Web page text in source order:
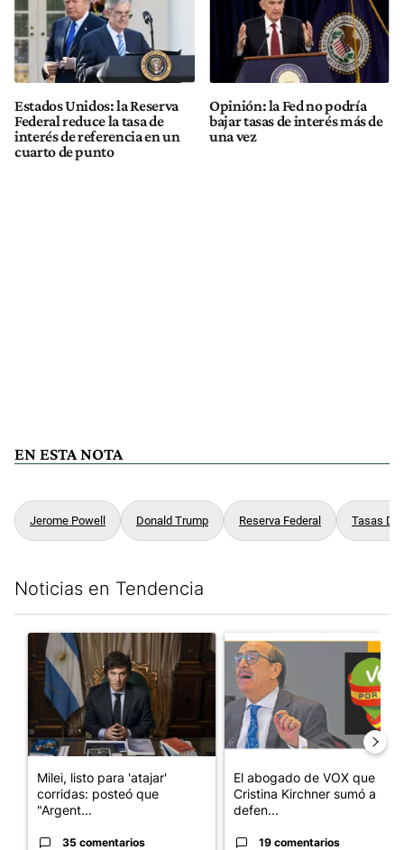
Estados Unidos: la Reserva
Federal reduce la tasa de
interés de referencia en un
cuarto de punto
Opinión: la Fed no podría
bajar tasas de interés más de
una vez
EN ESTA NOTA
Jerome Powell Donald Trump Reserva Federal Tasas De
Noticias en Tendencia
Un artículo de tendencia con el título "Milei, listo para 'atajar'
Milei, listo para 'atajar'
corridas: posteó que
"Argent...
35 comentarios
Un artículo de tendencia con
El abogado de VOX que
Cristina Kirchner sumó a su
defen...
19 comentarios